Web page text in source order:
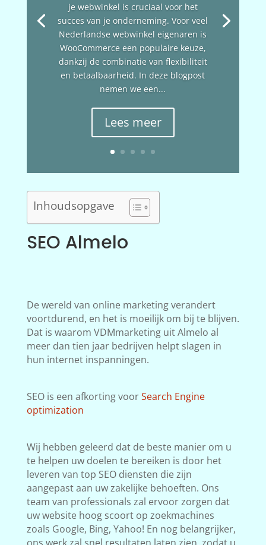
je webwinkel is cruciaal voor het
succes van je onderneming. Voor veel
Nederlandse webwinkel eigenaren is
WooCommerce een populaire keuze,
dankzij de combinatie van flexibiliteit
en betaalbaarheid. In deze blogpost
nemen we een...
Lees meer
Inhoudsopgave
SEO Almelo
De wereld van online marketing verandert
voortdurend, en het is moeilijk om bij te blijven.
Dat is waarom VDMmarketing uit Almelo al
meer dan tien jaar bedrijven helpt slagen in
hun internet inspanningen.
SEO is een afkorting voorSearch Engine
optimization
Wij hebben geleerd dat de beste manier om u
te helpen uw doelen te bereiken is door het
leveren van top SEO diensten die zijn
aangepast aan uw zakelijke behoeften. Ons
team van professionals zal ervoor zorgen dat
uw website hoog scoort op zoekmachines
zoals Google, Bing, Yahoo! En nog belangrijker,